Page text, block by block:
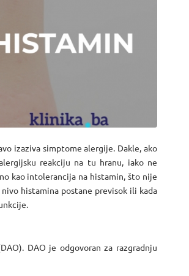
izaziva simptome alergije. Dakle, ako
reakciju na tu hranu, iako ne
kao intolerancija na histamin, što nije
histamina postane previsok ili kada
DAO je odgovoran za razgradnju